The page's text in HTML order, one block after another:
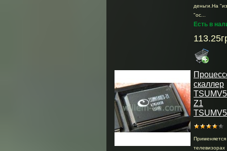
деньги.На
"ос...
Есть в
скаллер
Z1
телевизорах